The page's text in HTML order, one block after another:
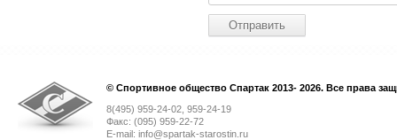
© Спортивное общество Спартак 2013- 2026. Все права
8(495) 959-24-02, 959-24-19
Факс: (095) 959-22-72
E-mail: info@spartak-starostin.ru